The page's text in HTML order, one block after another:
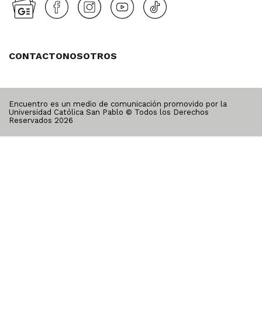
CONTACTONOSOTROS
Encuentro es un medio de comunicación promovido por la
Universidad Católica San Pablo © Todos los Derechos
Reservados 2026